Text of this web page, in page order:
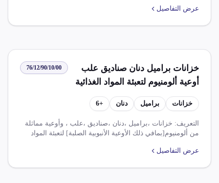
التي تخفض الضريبة الجمركية والرسوم. بالإضافة إلى ذلك، هناك
في ظل اتفاقية تركيا بنسبة100%. يُشترط لاستيراد هذا المنتج ان
المنتجة.
عرض التفاصيل
خزانات براميل دنان صناديق علب
أوعية ألومنيوم لتعبئة المواد الغذائية
سعة 300 لتر غير مزودة بتجهيزات
آلية أو حرارية
76/12/90/10/00
خزانات براميل دنان +
6
التعريف: خزانات ،براميل ،دنان ،صناديق ،علب ، وأوعية مماثلة
من ألومنيوم[بمافي ذلك الأوعية الأنبوبية الصلبة] لتعبئة المواد
حرارية وإن كانت مبطنة أوعازلة للحرارة . التخفيضات والرسوم:
عرض التفاصيل